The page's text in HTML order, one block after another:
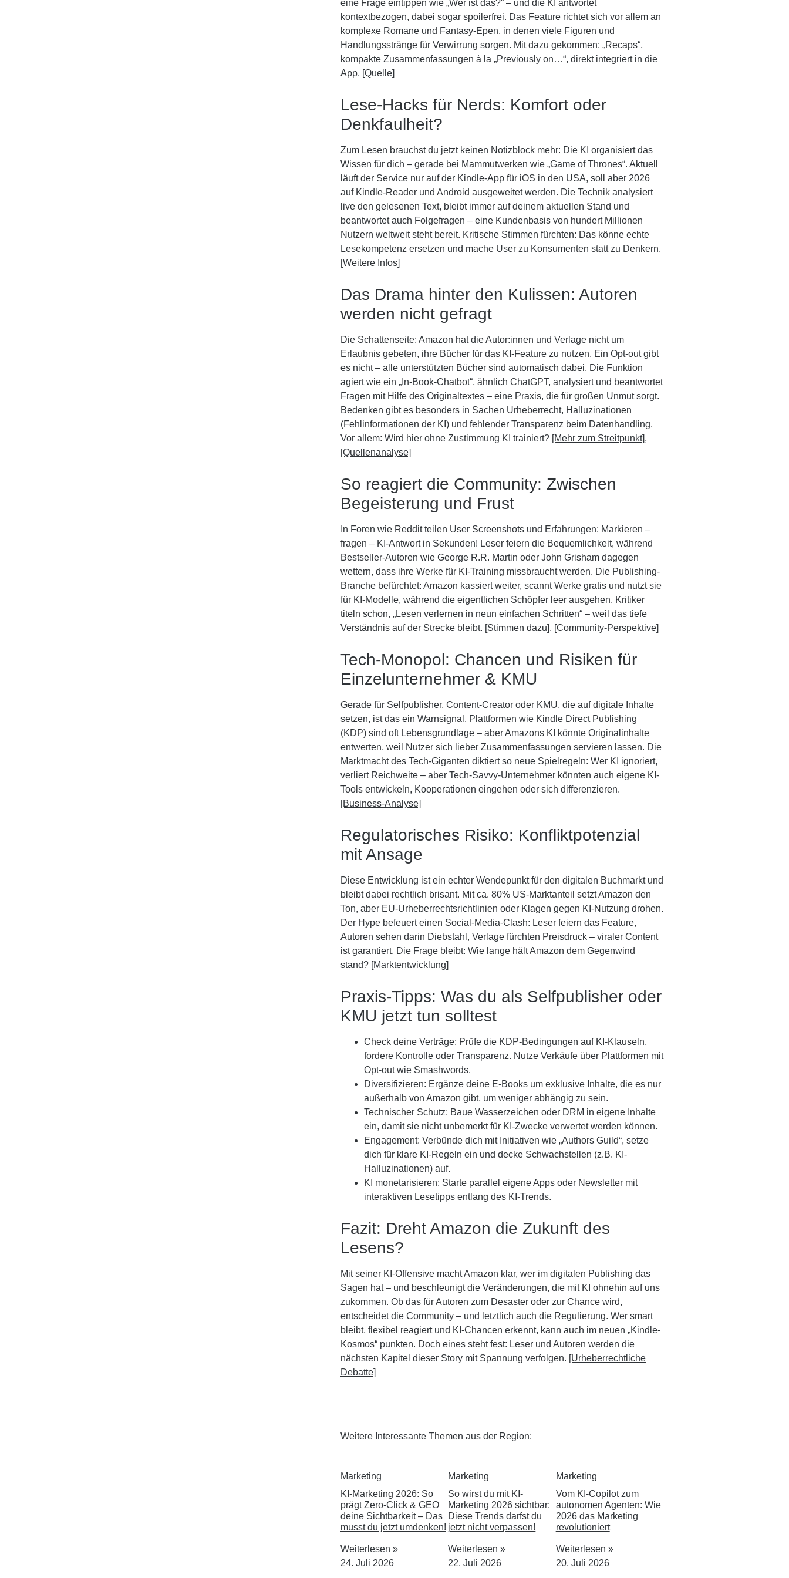
eine Frage eintippen wie „Wer ist das?“ – und die KI antwortet
kontextbezogen, dabei sogar spoilerfrei. Das Feature richtet sich vor allem an
komplexe Romane und Fantasy-Epen, in denen viele Figuren und
Handlungsstränge für Verwirrung sorgen. Mit dazu gekommen: „Recaps“,
kompakte Zusammenfassungen à la „Previously on…“, direkt integriert in die
App. [Quelle]
Lese-Hacks für Nerds: Komfort oder
Denkfaulheit?
Zum Lesen brauchst du jetzt keinen Notizblock mehr: Die KI organisiert das
Wissen für dich – gerade bei Mammutwerken wie „Game of Thrones“. Aktuell
läuft der Service nur auf der Kindle-App für iOS in den USA, soll aber 2026
auf Kindle-Reader und Android ausgeweitet werden. Die Technik analysiert
live den gelesenen Text, bleibt immer auf deinem aktuellen Stand und
beantwortet auch Folgefragen – eine Kundenbasis von hundert Millionen
Nutzern weltweit steht bereit. Kritische Stimmen fürchten: Das könne echte
Lesekompetenz ersetzen und mache User zu Konsumenten statt zu Denkern.
[Weitere Infos]
Das Drama hinter den Kulissen: Autoren
werden nicht gefragt
Die Schattenseite: Amazon hat die Autor:innen und Verlage nicht um
Erlaubnis gebeten, ihre Bücher für das KI-Feature zu nutzen. Ein Opt-out gibt
es nicht – alle unterstützten Bücher sind automatisch dabei. Die Funktion
agiert wie ein „In-Book-Chatbot“, ähnlich ChatGPT, analysiert und beantwortet
Fragen mit Hilfe des Originaltextes – eine Praxis, die für großen Unmut sorgt.
Bedenken gibt es besonders in Sachen Urheberrecht, Halluzinationen
(Fehlinformationen der KI) und fehlender Transparenz beim Datenhandling.
Vor allem: Wird hier ohne Zustimmung KI trainiert? [Mehr zum Streitpunkt],
[Quellenanalyse]
So reagiert die Community: Zwischen
Begeisterung und Frust
In Foren wie Reddit teilen User Screenshots und Erfahrungen: Markieren –
fragen – KI-Antwort in Sekunden! Leser feiern die Bequemlichkeit, während
Bestseller-Autoren wie George R.R. Martin oder John Grisham dagegen
wettern, dass ihre Werke für KI-Training missbraucht werden. Die Publishing-
Branche befürchtet: Amazon kassiert weiter, scannt Werke gratis und nutzt sie
für KI-Modelle, während die eigentlichen Schöpfer leer ausgehen. Kritiker
titeln schon, „Lesen verlernen in neun einfachen Schritten“ – weil das tiefe
Verständnis auf der Strecke bleibt. [Stimmen dazu], [Community-Perspektive]
Tech-Monopol: Chancen und Risiken für
Einzelunternehmer & KMU
Gerade für Selfpublisher, Content-Creator oder KMU, die auf digitale Inhalte
setzen, ist das ein Warnsignal. Plattformen wie Kindle Direct Publishing
(KDP) sind oft Lebensgrundlage – aber Amazons KI könnte Originalinhalte
entwerten, weil Nutzer sich lieber Zusammenfassungen servieren lassen. Die
Marktmacht des Tech-Giganten diktiert so neue Spielregeln: Wer KI ignoriert,
verliert Reichweite – aber Tech-Savvy-Unternehmer könnten auch eigene KI-
Tools entwickeln, Kooperationen eingehen oder sich differenzieren.
[Business-Analyse]
Regulatorisches Risiko: Konfliktpotenzial
mit Ansage
Diese Entwicklung ist ein echter Wendepunkt für den digitalen Buchmarkt und
bleibt dabei rechtlich brisant. Mit ca. 80% US-Marktanteil setzt Amazon den
Ton, aber EU-Urheberrechtsrichtlinien oder Klagen gegen KI-Nutzung drohen.
Der Hype befeuert einen Social-Media-Clash: Leser feiern das Feature,
Autoren sehen darin Diebstahl, Verlage fürchten Preisdruck – viraler Content
ist garantiert. Die Frage bleibt: Wie lange hält Amazon dem Gegenwind
stand? [Marktentwicklung]
Praxis-Tipps: Was du als Selfpublisher oder
KMU jetzt tun solltest
Check deine Verträge: Prüfe die KDP-Bedingungen auf KI-Klauseln,
fordere Kontrolle oder Transparenz. Nutze Verkäufe über Plattformen mit
Opt-out wie Smashwords.
Diversifizieren: Ergänze deine E-Books um exklusive Inhalte, die es nur
außerhalb von Amazon gibt, um weniger abhängig zu sein.
Technischer Schutz: Baue Wasserzeichen oder DRM in eigene Inhalte
ein, damit sie nicht unbemerkt für KI-Zwecke verwertet werden können.
Engagement: Verbünde dich mit Initiativen wie „Authors Guild“, setze
dich für klare KI-Regeln ein und decke Schwachstellen (z.B. KI-
Halluzinationen) auf.
KI monetarisieren: Starte parallel eigene Apps oder Newsletter mit
interaktiven Lesetipps entlang des KI-Trends.
Fazit: Dreht Amazon die Zukunft des
Lesens?
Mit seiner KI-Offensive macht Amazon klar, wer im digitalen Publishing das
Sagen hat – und beschleunigt die Veränderungen, die mit KI ohnehin auf uns
zukommen. Ob das für Autoren zum Desaster oder zur Chance wird,
entscheidet die Community – und letztlich auch die Regulierung. Wer smart
bleibt, flexibel reagiert und KI-Chancen erkennt, kann auch im neuen „Kindle-
Kosmos“ punkten. Doch eines steht fest: Leser und Autoren werden die
nächsten Kapitel dieser Story mit Spannung verfolgen. [Urheberrechtliche
Debatte]
Weitere Interessante Themen aus der Region:
Marketing
KI-Marketing 2026: So
prägt Zero-Click & GEO
deine Sichtbarkeit – Das
musst du jetzt umdenken!
Weiterlesen »
24. Juli 2026
Marketing
So wirst du mit KI-
Marketing 2026 sichtbar:
Diese Trends darfst du
jetzt nicht verpassen!
Weiterlesen »
22. Juli 2026
Marketing
Vom KI-Copilot zum
autonomen Agenten: Wie
2026 das Marketing
revolutioniert
Weiterlesen »
20. Juli 2026